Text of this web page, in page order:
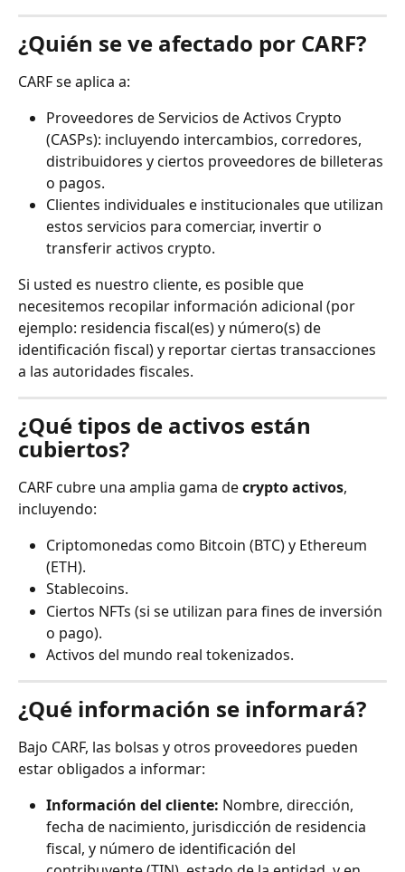
¿Quién se ve afectado por CARF?
CARF se aplica a:
Proveedores de Servicios de Activos Crypto
(CASPs): incluyendo intercambios, corredores,
distribuidores y ciertos proveedores de billeteras
o pagos.
Clientes individuales e institucionales que utilizan
estos servicios para comerciar, invertir o
transferir activos crypto.
Si usted es nuestro cliente, es posible que
necesitemos recopilar información adicional (por
ejemplo: residencia fiscal(es) y número(s) de
identificación fiscal) y reportar ciertas transacciones
a las autoridades fiscales.
¿Qué tipos de activos están
cubiertos?
CARF cubre una amplia gama de crypto activos,
incluyendo:
Criptomonedas como Bitcoin (BTC) y Ethereum
(ETH).
Stablecoins.
Ciertos NFTs (si se utilizan para fines de inversión
o pago).
Activos del mundo real tokenizados.
¿Qué información se informará?
Bajo CARF, las bolsas y otros proveedores pueden
estar obligados a informar:
Información del cliente: Nombre, dirección,
fecha de nacimiento, jurisdicción de residencia
fiscal, y número de identificación del